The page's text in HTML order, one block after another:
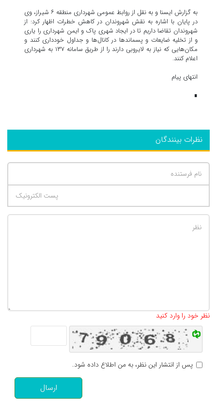
به گزارش ایسنا و به نقل از روابط عمومی شهرداری منطقه ۶ شیراز، وی
در پایان با اشاره به نقش شهروندان در کاهش خطرات اظهار کرد: از
شهروندان تقاضا داریم تا در ایجاد شهری پاک و ایمن شهرداری را یاری
و از تخلیه ضایعات و پسماندها در کانال‌ها و جداول خودداری کنند و
مکان‌هایی که نیاز به لایروبی دارند را از طریق سامانه ۱۳۷ به شهرداری
اعلام کنند.
انتهای پیام
∎
نظرات بینندگان
نظر خود را وارد کنید
پس از انتشار این نظر، به من اطلاع داده شود.
ارسال